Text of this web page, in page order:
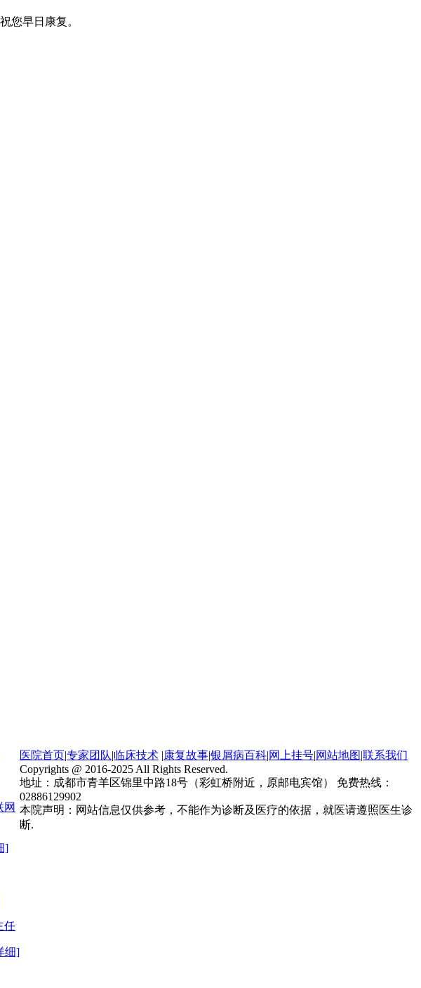
您早日康复。
网
]
任
细]
医院首页|专家团队|临床技术 |康复故事|银屑病百科|网上挂号|网站地图|联系我们
Copyrights @ 2016-2025 All Rights Reserved.
地址：成都市青羊区锦里中路18号（彩虹桥附近，原邮电宾馆） 免费热线：
02886129902
本院声明：网站信息仅供参考，不能作为诊断及医疗的依据，就医请遵照医生诊
断.